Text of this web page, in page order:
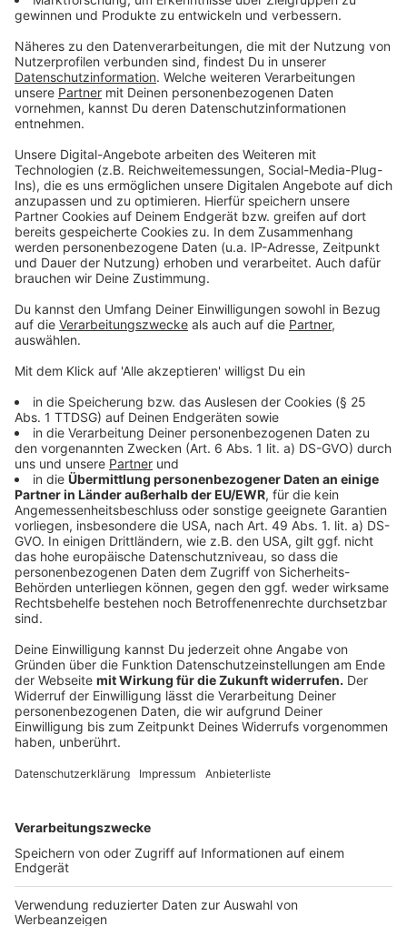
Wir benötigen Ihre
Zustimmung, um den YouTube
Video-Service zu laden!
Drittanbieters, um Videoinhalte
einzubetten. Dieser Service kann
Daten zu Ihren Aktivitäten
sammeln. Bitte lesen Sie die
Details durch und stimmen Sie der
Nutzung des Service zu, um dieses
Video anzusehen.
Mehr Informationen
Akzeptieren
powered by Usercentrics Consent
Management Platform
Die Schatten der Vergangenheit lassen sich nicht so
leicht abschütteln. Das muss auch Dean erkennen –
und sie holen ihn ein, als er am wenigsten damit
rechnet.
Anzeige
©Copyright: Netflix
Die Polizei hat Dean geschnappt. Der nimmt es mit
Humor.
Anzeige
©Copyright: Netflix
Im Gefängnis freundet sich Dean mit Zorro an. Die
beiden Freunde gehen fortan durch dick und dünn.
Anzeige